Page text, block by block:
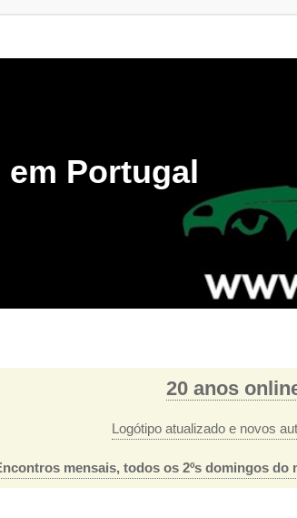
Portugal
20 anos
Logótipo atualizado e novos
mensais, todos os 2ºs domingos do